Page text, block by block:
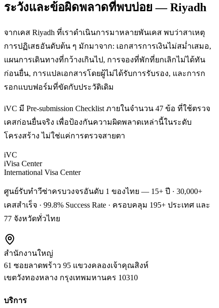
ระวังและข้อผิดพลาดที่พบบ่อย — Riyadh
จากเคส Riyadh ที่เราดำเนินการมาหลายพันเคส พบว่าสาเหตุ
การปฏิเสธอันดับต้น ๆ มักมาจาก: เอกสารการเงินไม่สม่ำเสมอ,
แผนการเดินทางที่กว้างเกินไป, การจองที่พักที่ยกเลิกไม่ได้ทัน
ก่อนยื่น, การแปลเอกสารโดยผู้ไม่ได้รับการรับรอง, และการก
รอกแบบฟอร์มที่ขัดกับประวัติเดิม
iVC มี Pre-submission Checklist ภายในจำนวน 47 ข้อ ที่ใช้ตรวจ
เคสก่อนยื่นจริง เพื่อป้องกันความผิดพลาดเหล่านี้ในระดับ
โครงสร้าง ไม่ใช่แค่การตรวจสายตา
iVC
iVisa Center
International Visa Center
ศูนย์รับทำวีซ่าครบวงจรอันดับ 1 ของไทย — 15+ ปี · 30,000+
เคสสำเร็จ · 99.8% Success Rate · ครอบคลุม 195+ ประเทศ และ
77 จังหวัดทั่วไทย
สำนักงานใหญ่
61 ซอยลาดพร้าว 95 แขวงคลองเจ้าคุณสิงห์
เขตวังทองหลาง กรุงเทพมหานคร 10310
บริการ